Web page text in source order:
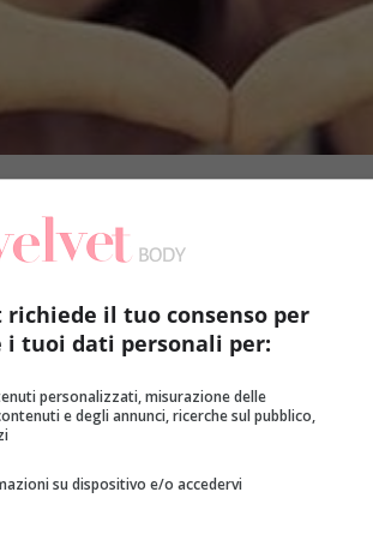
nuove conoscenze, alcune delle
il tuo consenso per
i tuoi dati personali per:
personalizzati, misurazione delle
e degli annunci, ricerche sul pubblico,
su dispositivo e/o accedervi